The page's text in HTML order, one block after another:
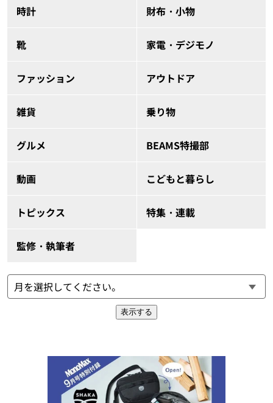
時計 財布・小物
靴 家電・デジモノ
ファッション アウトドア
雑貨 乗り物
グルメ BEAMS特撮部
動画 こどもと暮らし
トピックス 特集・連載
監修・執筆者
表示する